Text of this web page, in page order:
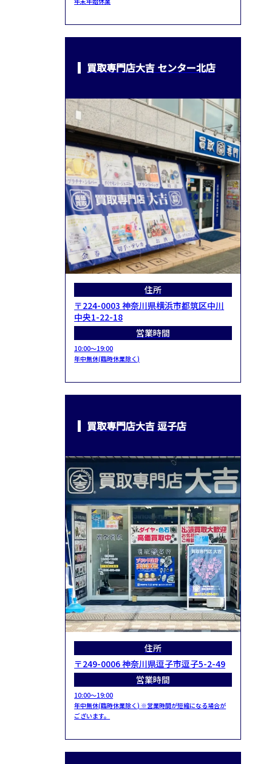
買取専門店大吉 センター北店
住所
〒224-0003 神奈川県横浜市都筑区中川
中央1-22-18
営業時間
10:00～19:00
年中無休(臨時休業除く)
買取専門店大吉 逗子店
住所
〒249-0006 神奈川県逗子市逗子5-2-49
営業時間
10:00～19:00
年中無休(臨時休業除く) ※営業時間が短縮になる場合が
ございます。